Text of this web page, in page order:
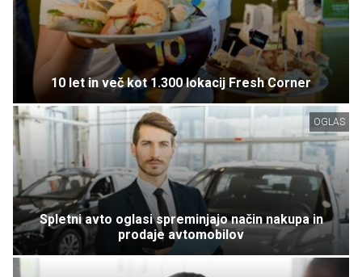
10 let in več kot 1.300 lokacij Fresh Corner
OGLAS
Spletni avto oglasi spreminjajo način nakupa in
prodaje avtomobilov